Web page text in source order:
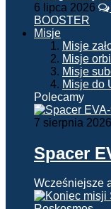
6 lipca 2026
BOOSTER
Misje
Misje
Misje
Misje
Misje do
Polecamy
7 sierpnia 2026
Spacer
Wcześniejsze